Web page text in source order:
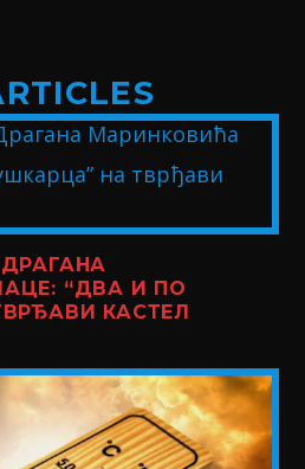
“ДВА И ПО
КАСТЕЛ